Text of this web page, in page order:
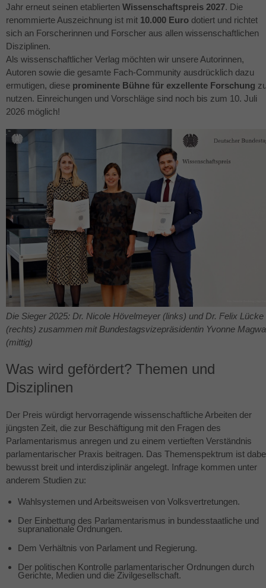
Jahr erneut seinen etablierten Wissenschaftspreis 2027. Die
renommierte Auszeichnung ist mit 10.000 Euro dotiert und richtet
sich an Forscherinnen und Forscher aus allen wissenschaftlichen
Disziplinen.
Als wissenschaftlicher Verlag möchten wir unsere Autorinnen,
Autoren sowie die gesamte Fach-Community ausdrücklich dazu
ermutigen, diese prominente Bühne für exzellente Forschung
nutzen. Einreichungen und Vorschläge sind noch bis zum 10. Juli
2026 möglich!
Die Sieger 2025: Dr. Nicole Hövelmeyer (links) und Dr. Felix Lücke
(rechts) zusammen mit Bundestagsvizepräsidentin Yvonne
(mittig)
Was wird gefördert? Themen und
Disziplinen
Der Preis würdigt hervorragende wissenschaftliche Arbeiten der
jüngsten Zeit, die zur Beschäftigung mit den Fragen des
Parlamentarismus anregen und zu einem vertieften Verständnis
parlamentarischer Praxis beitragen. Das Themenspektrum ist
bewusst breit und interdisziplinär angelegt. Infrage kommen unter
anderem Studien zu:
Wahlsystemen und Arbeitsweisen von Volksvertretungen.
Der Einbettung des Parlamentarismus in bundesstaatliche und
supranationale Ordnungen.
Dem Verhältnis von Parlament und Regierung.
Der politischen Kontrolle parlamentarischer Ordnungen durch
Gerichte, Medien und die Zivilgesellschaft.